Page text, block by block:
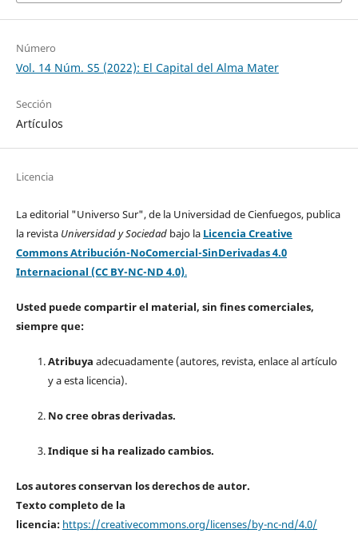
Número
Vol. 14 Núm. S5 (2022): El Capital del Alma Mater
Sección
Artículos
Licencia
La editorial "Universo Sur", de la Universidad de Cienfuegos, publica
la revista Universidad y Sociedad bajo la Licencia Creative
Commons Atribución-NoComercial-SinDerivadas 4.0
Internacional (CC BY-NC-ND 4.0).
Usted puede compartir el material, sin fines comerciales,
siempre que:
Atribuya adecuadamente (autores, revista, enlace al artículo
y a esta licencia).
No cree obras derivadas.
Indique si ha realizado cambios.
Los autores conservan los derechos de autor.
Texto completo de la
licencia: https://creativecommons.org/licenses/by-nc-nd/4.0/